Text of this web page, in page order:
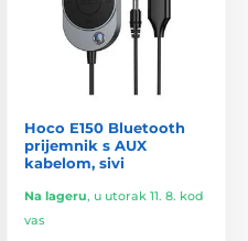
Hoco E150 Bluetooth
prijemnik s AUX
kabelom, sivi
Na lageru, u utorak 11. 8. kod
vas